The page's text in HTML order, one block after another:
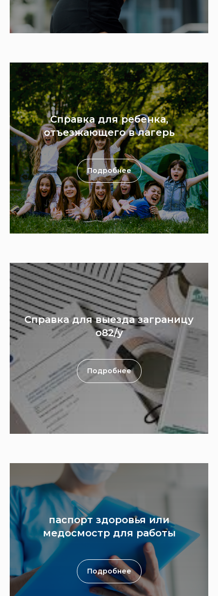
Справка для ребенка,
отъезжающего в лагерь
Подробнее
Справка для выезда заграницу
о82/у
Подробнее
паспорт здоровья или
медосмостр для работы
Подробнее